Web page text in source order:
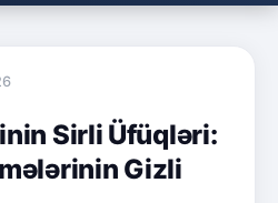
Sirli Üfüqləri:
Gizli